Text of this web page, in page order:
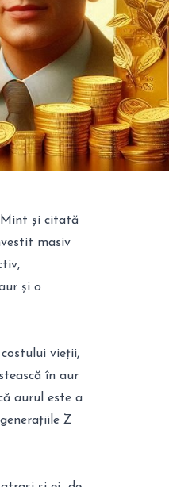
și citată
masiv
și o
vieții,
în aur
aurul este a
Z